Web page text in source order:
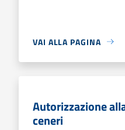
VAI ALLA PAGINA
Autorizzazione
ceneri